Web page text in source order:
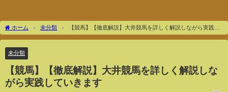
ホーム 未分類
【競馬】【徹底解説】大井競馬を詳しく解説しながら実践し
ていきます
未分類
【競馬】【徹底解説】大井競馬を詳しく解説しな
がら実践していきます